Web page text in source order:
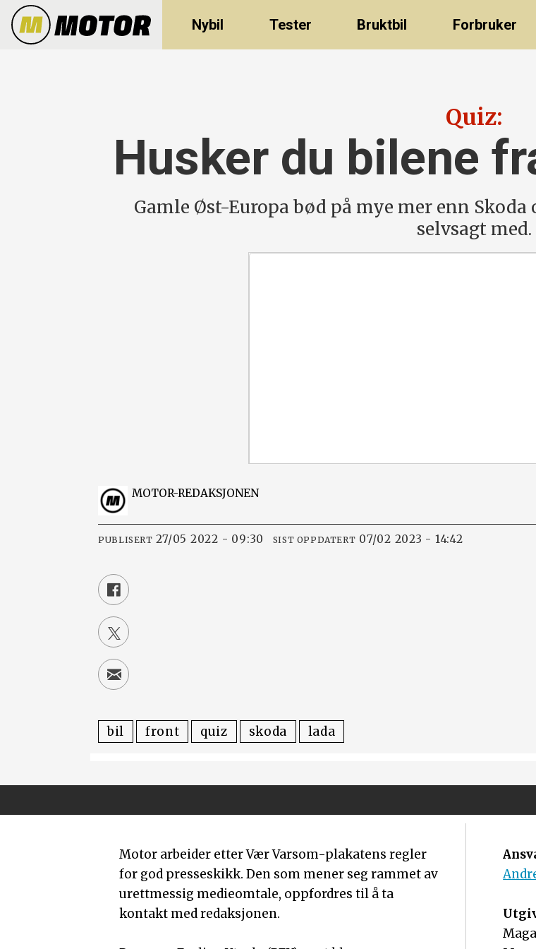
Nybil Tester Bruktbil Forbruker
Quiz:
Husker du bilene
Gamle Øst-Europa bød på mye mer enn Skoda
selvsagt med.
MOTOR-REDAKSJONEN
PUBLISERT 27/05 2022 - 09:30 SIST OPPDATERT 07/02 2023 - 14:42
bil front quiz skoda lada
Motor arbeider etter Vær Varsom-plakatens regler
for god presseskikk. Den som mener seg rammet av
urettmessig medieomtale, oppfordres til å ta
kontakt med redaksjonen.